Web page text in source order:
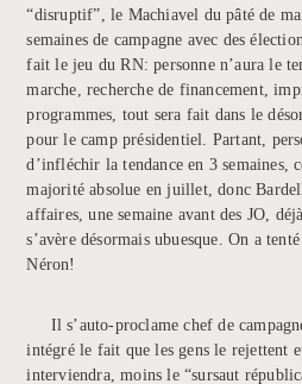
“disruptif”, le Machiavel du pâté de
semaines de campagne avec des
fait le jeu du RN: personne n’aura le
marche, recherche de financement,
programmes, tout sera fait dans le
pour le camp présidentiel. Partant,
d’infléchir la tendance en 3 semaines,
majorité absolue en juillet, donc
affaires, une semaine avant des JO,
s’avère désormais ubuesque. On a
Néron!
Il s’auto-proclame chef de
intégré le fait que les gens le rejettent
interviendra, moins le “sursaut